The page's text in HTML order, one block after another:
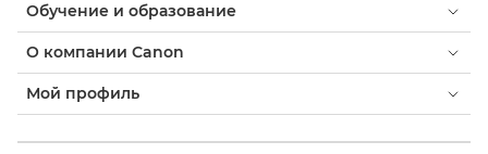
Обучение и образование
О компании Canon
Мой профиль